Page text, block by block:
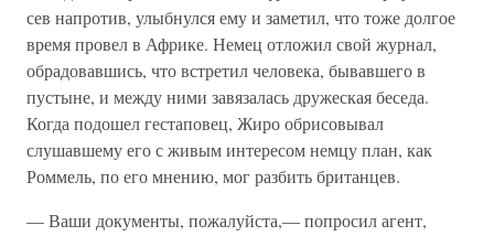
сев напротив, улыбнулся ему и заметил, что тоже долгое
время провел в Африке. Немец отложил свой журнал,
обрадовавшись, что встретил человека, бывавшего в
пустыне, и между ними завязалась дружеская беседа.
Когда подошел гестаповец, Жиро обрисовывал
слушавшему его с живым интересом немцу план, как
Роммель, по его мнению, мог разбить британцев.
— Ваши документы, пожалуйста,— попросил агент,